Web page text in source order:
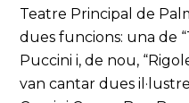
Teatre Principal de
dues funcions: una de
Puccini i, de nou,
van cantar dues